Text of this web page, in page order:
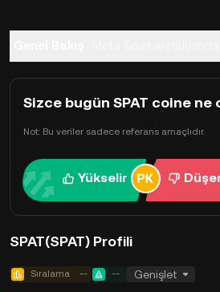
Sizce bugün SPAT coine ne
Not: Bu veriler sadece referans amaçlıdır.
Yükselir
SPAT(SPAT) Profili
Sıralama -- -- Genişlet